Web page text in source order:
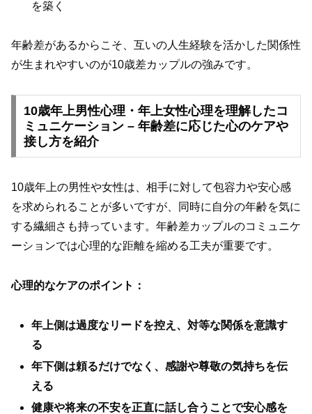
を築く
年齢差があるからこそ、互いの人生経験を活かした関係性
が生まれやすいのが10歳差カップルの強みです。
10歳年上男性心理・年上女性心理を理解したコ
ミュニケーション – 年齢差に応じた心のケアや
接し方を紹介
10歳年上の男性や女性は、相手に対して包容力や安心感
を求められることが多いですが、同時に自分の年齢を気に
する繊細さも持っています。年齢差カップルのコミュニケ
ーションでは心理的な距離を縮める工夫が重要です。
心理的なケアのポイント：
年上側は過度なリードを控え、対等な関係を意識す
る
年下側は頼るだけでなく、感謝や尊敬の気持ちを伝
える
健康や将来の不安を正直に話し合うことで安心感を